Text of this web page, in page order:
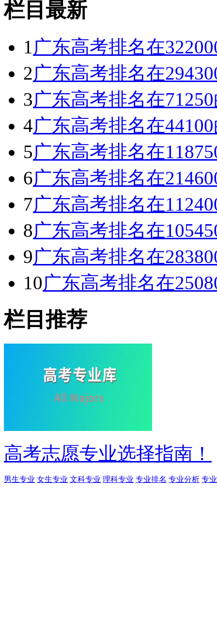
栏目最新
1广东高考排名在
2广东高考排名在
3广东高考排名在
4广东高考排名在
5广东高考排名在
6广东高考排名在
7广东高考排名在
8广东高考排名在
9广东高考排名在
10广东高考排名在
栏目推荐
高考志愿专业选择指南！
男生专业 女生专业 文科专业 理科专业 专业排名 专业分析 专